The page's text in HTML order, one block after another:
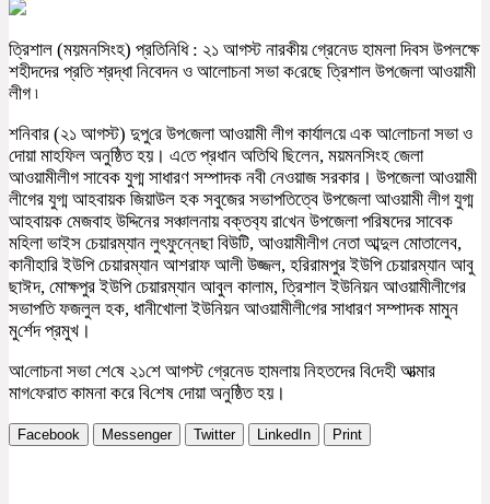
ত্রিশাল (ময়মন‌সিংহ) প্রতি‌নি‌ধি : ২১ আগস্ট নারকীয় গ্রেনেড হামলা দিবস উপলক্ষে
শহীদদের প্রতি শ্রদ্ধা নিবেদন ও আলোচনা সভা ক‌রেছে ত্রিশাল উপ‌জেলা আওয়ামী
লীগ ৷
শনিবার (২১ আগস্ট) দুপু‌রে উপ‌জেলা আওয়ামী লী‌গ কার্যাল‌য়ে এক আ‌লোচনা সভা ও
দোয়া মাহ‌ফিল অনু‌ষ্ঠিত হয়। এ‌তে প্রধান অতিথি ছিলেন, ময়মনসিংহ জেলা
আওয়ামীলীগ সাবেক যুগ্ম সাধারণ সম্পাদক নবী নেওয়াজ সরকার। উপজেলা আওয়ামী
লীগের যুগ্ম আহবায়ক জিয়াউল হক সবুজের সভাপতিত্বে উপজেলা আওয়ামী লীগ যুগ্ম
আহবায়ক মেজবাহ উদ্দিনের সঞ্চালনায় বক্তব‌্য রা‌খেন উপজেলা পরিষদের সাবেক
ম‌হিলা ভাইস চেয়ারম্যান লুৎফুন্নেছা বিউটি, আওয়ামীলীগ নেতা আব্দুল মোতালেব,
কানীহারি ইউপি চেয়ারম্যান আশরাফ আলী উজ্জল, হরিরামপুর ইউপি চেয়ারম্যান আবু
ছাঈদ, মোক্ষপুর ইউপি চেয়ারম্যান আবুল কালাম, ত্রিশাল ইউনিয়ন আওয়ামীলীগের
সভাপতি ফজলুল হক, ধানীখোলা ইউ‌নিয়ন আওয়ামীলী‌গের সাধারণ সম্পাদক মামুন
মু‌র্শেদ প্রমুখ।
আ‌লোচনা সভা শে‌ষে ২১শে আগস্ট গ্রেনেড হামলায় নিহতদের বি‌দেহী আত্মার
মাগ‌ফেরাত কামনা করে বি‌শেষ দোয়া অনু‌ষ্ঠিত হয়।
Facebook Messenger Twitter LinkedIn Print